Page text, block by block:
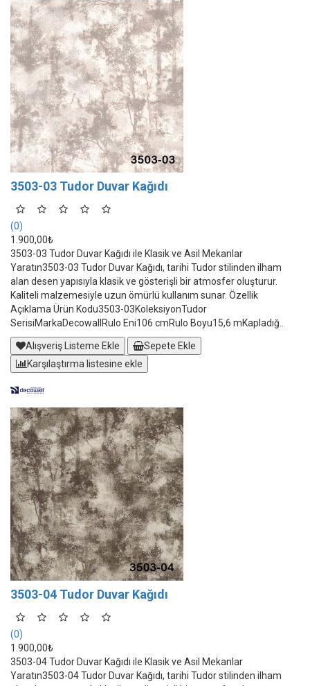
3503-03 Tudor Duvar Kağıdı
(0)
1.900,00₺
3503-03 Tudor Duvar Kağıdı ile Klasik ve Asil Mekanlar
Yaratın3503-03 Tudor Duvar Kağıdı, tarihi Tudor stilinden ilham
alan desen yapısıyla klasik ve gösterişli bir atmosfer oluşturur.
Kaliteli malzemesiyle uzun ömürlü kullanım sunar. Özellik
Açıklama Ürün Kodu3503-03KoleksiyonTudor
SerisiMarkaDecowallRulo Eni106 cmRulo Boyu15,6 mKapladığ..
Alışveriş Listeme Ekle
Sepete Ekle
Karşılaştırma listesine ekle
3503-04 Tudor Duvar Kağıdı
(0)
1.900,00₺
3503-04 Tudor Duvar Kağıdı ile Klasik ve Asil Mekanlar
Yaratın3503-04 Tudor Duvar Kağıdı, tarihi Tudor stilinden ilham